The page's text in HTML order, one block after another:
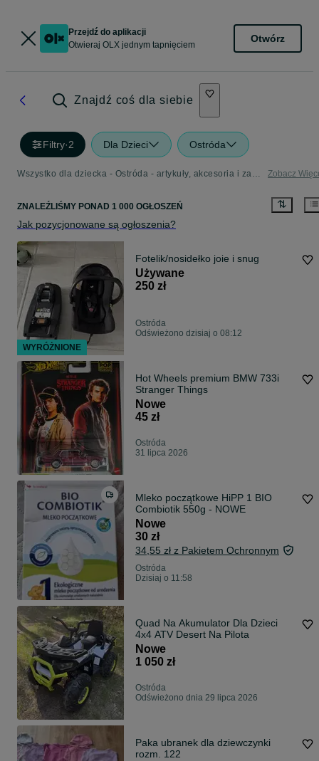
Przejdź do aplikacji
Otwieraj OLX jednym tapnięciem
Otwórz
Znajdź coś dla siebie
Filtry·2 Dla Dzieci Ostróda
Wszystko dla dziecka - Ostróda - artykuły, akcesoria i zabawki dla dzieci w Twojej okolicy Zobacz
ZNALEŹLIŚMY PONAD 1 000 OGŁOSZEŃ
Jak pozycjonowane są ogłoszenia?
Fotelik/nosidełko joie i snug
Używane
250 zł
Ostróda
Odświeżono dzisiaj o 08:12
Hot Wheels premium BMW 733i
Stranger Things
Nowe
45 zł
Ostróda
31 lipca 2026
Mleko początkowe HiPP 1 BIO
Combiotik 550g - NOWE
Nowe
30 zł
34,55 zł z Pakietem Ochronnym
Ostróda
Dzisiaj o 11:58
Quad Na Akumulator Dla Dzieci
4x4 ATV Desert Na Pilota
Nowe
1 050 zł
Ostróda
Odświeżono dnia 29 lipca 2026
Paka ubranek dla dziewczynki
rozm. 122
WYRÓŻNIONE